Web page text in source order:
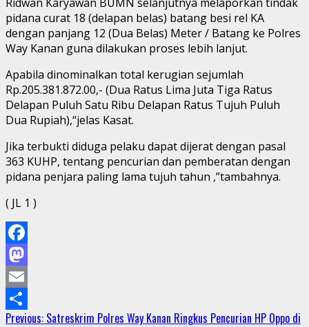
pidana curat 18 (delapan belas) batang besi rel KA
dengan panjang 12 (Dua Belas) Meter / Batang ke Polres
Way Kanan guna dilakukan proses lebih lanjut.
Apabila dinominalkan total kerugian sejumlah
Rp.205.381.872.00,- (Dua Ratus Lima Juta Tiga Ratus
Delapan Puluh Satu Ribu Delapan Ratus Tujuh Puluh
Dua Rupiah),“jelas Kasat.
Jika terbukti diduga pelaku dapat dijerat dengan pasal
363 KUHP, tentang pencurian dan pemberatan dengan
pidana penjara paling lama tujuh tahun ,”tambahnya.
( JL 1 )
Facebook
Mastodon
Email
Share
Continue
Previous: Satreskrim Polres Way Kanan Ringkus Pencurian HP Oppo di